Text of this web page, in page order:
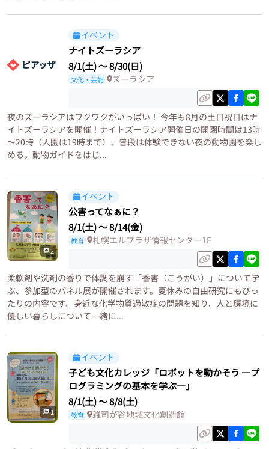
イベント
ナイトズーラシア
8/1(土)〜8/30(日)
文化・芸能 ズーラシア
夜のズーラシアはワクワクがいっぱい！ 今年も8月の土日祝日はナ
イトズーラシアを開催！ナイトズーラシア開催日の開園時間は13時
～20時（入園は19時まで）、普段は体験できない夜の動物園を楽し
める。動物ガイドをはじ...
2
イベント
公害ってなぁに？
8/1(土)〜8/14(金)
教育 札幌エルプラザ情報センター1F
柔軟剤や洗剤の香りで体調を崩す「香害（こうがい）」について学
ぶ、参加型のパネル展が開催されます。夏休みの自由研究にもぴっ
たりの内容です。身近な化学物質過敏症の問題を知り、人と環境に
優しい暮らしについて一緒に...
1
イベント
子ども文化カレッジ「ロボットを動かそう ―プ
ログラミングの基本を学ぶ―」
8/1(土)〜8/8(土)
教育 雑司が谷地域文化創造館